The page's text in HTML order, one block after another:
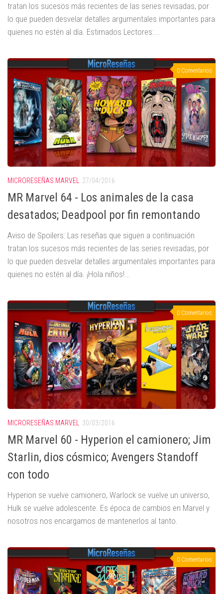
tratan los sucesos más recientes de las series revisadas, por
lo que pueden desvelar detalles argumentales importantes para
quienes no estén al día. Estimados Lectores:...
0 Comentarios
MICRORESEÑAS MARVEL 27/04/2016
MR Marvel 64 - Los animales de la casa
desatados; Deadpool por fin remontando
Aviso de Spoilers: Las reseñas que siguen a continuación
tratan los sucesos más recientes de las series revisadas, por
lo que pueden desvelar detalles argumentales importantes para
quienes no estén al día. ¡Hola niños!...
0 Comentarios
MICRORESEÑAS MARVEL 30/03/2016
MR Marvel 60 - Hyperion el camionero; Jim
Starlin, dios cósmico; Avengers Standoff
con todo
Hyperion se vuelve camionero, Warlock se vuelve un universo,
Hulk se vuelve adolescente. Es época de cambios en Marvel y
nosotros nos encargamos de mantenerlos al tanto.
0 Comentarios